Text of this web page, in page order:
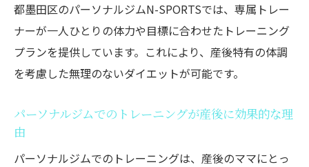
運動不足を解消するための簡単な筋トレメ
ニュー
産後の体力回復に役立つエクササイズ紹介
モチベーションを保つためのエクササイズ
ルーティン
コツ
都墨田区のパーソナルジムN-SPORTSでは、専属トレー
ナーが一人ひとりの体力や目標に合わせたトレーニング
プランを提供しています。これにより、産後特有の体調
を考慮した無理のないダイエットが可能です。
パーソナルジムでのトレーニングが産後に効果的な理
由
パーソナルジムでのトレーニングは、産後のママにとっ